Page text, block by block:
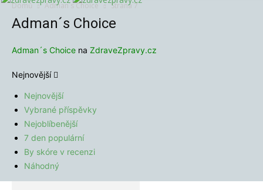
Domů Adman´s Choice Strana 7
Adman´s Choice
Adman´s Choice na ZdraveZpravy.cz
Nejnovější
Nejnovější
Vybrané příspěvky
Nejoblíbenější
7 den populární
By skóre v recenzi
Náhodný